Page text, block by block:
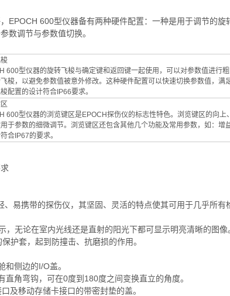
EPOCH 600型仪器备有两种硬件配置：一种是用于调节的
数调节与参数值切换。
600型仪器的旋转飞梭与确定键和返回键一起使用，可以对参数值进行
梭，以避免参数值被意外修改。这种硬件配置可以快速切换参数值，满
配置的设计符合IP66要求。
600型仪器的浏览键区是EPOCH探伤仪的标志性特色。浏览键区的向
于参数的细微调节。浏览键区还包含其他几个功能及常用参数，如：增
合IP67的要求。
、易携带的探伤仪，其坚固、灵活的特点使其可用于几乎所
，无论在室内光线还是直射的阳光下都可显示明亮清晰的图像
护套，起到防撞击、抗磨损的作用。
和侧边的I/O盖。
直角弯钩，可在0度到180度之间变换直立的角度。
及移动存储卡接口的带密封垫的盖。